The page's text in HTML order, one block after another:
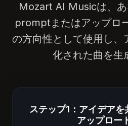
Mozart AI Musicは、
promptまたはアップロ
の方向性として使用し、
化された曲を生
ステップ1：アイデア
アップロー